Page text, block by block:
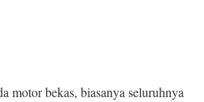
motor bekas, biasanya seluruhnya